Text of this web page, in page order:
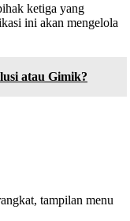
ketiga yang
ini akan mengelola
atau Gimik?
tampilan menu